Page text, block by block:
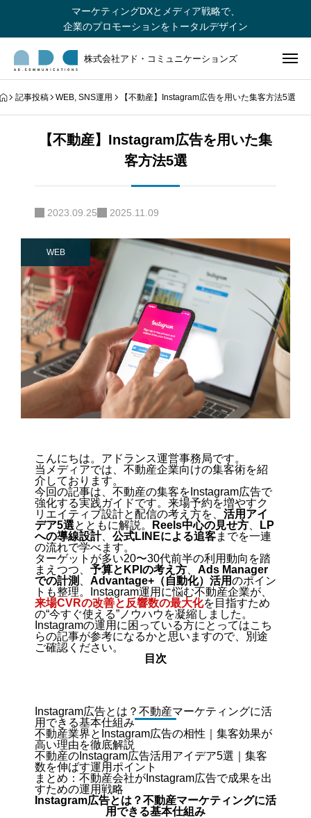
マーケティングDXとメディア戦略で、
企業のプロモーションをトータルデザイン
株式会社アド・コミュニケーションズ
記事投稿 WEB,SNS運用 【不動産】Instagram広告を用いた集客方法5選
【不動産】Instagram広告を用いた集
客方法5選
2023.09.25 2025.11.09
WEB
こんにちは。アドランス運営事務局です。
当メディアでは、不動産企業向けの集客術を紹
介しております。
今回の記事は、不動産の集客をInstagram広告で
強化する実践ガイドです。来場予約を増やすク
リエイティブ設計と配信の考え方を、 活用アイ
デア5選とともに解説。 Reels中心の見せ方
LP
への導線設計、 公式LINEによる追客までを一連
の流れで学べます。
ターゲットが多い20〜30代前半の利用動向を踏
まえつつ、 予算とKPIの考え方
Ads Manager
での計測
Advantage+（自動化）活用のポイン
トも整理。Instagram運用に悩む不動産企業が、
来場CVRの改善と反響数の最大化を目指すため
の“今すぐ使える”ノウハウを凝縮しました。
Instagramの運用に困っている方にとってはこち
らの記事が参考になるかと思いますので、別途
ご確認ください。
目次
Instagram広告とは？不動産マーケティングに活
用できる基本仕組み
不動産業界とInstagram広告の相性｜集客効果が
高い理由を徹底解説
不動産のInstagram広告活用アイデア5選｜集客
数を伸ばす運用ポイント
まとめ：不動産会社がInstagram広告で成果を出
すための運用戦略
Instagram広告とは？不動産マーケティングに活
用できる基本仕組み